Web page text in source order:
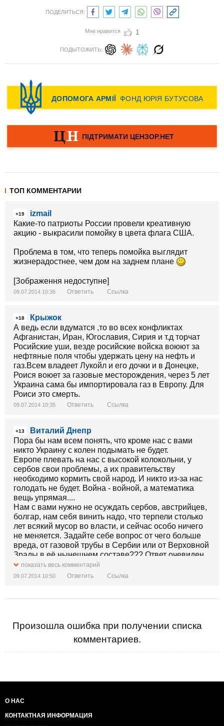
ПОДЕЛИТЬСЯ:
Мне нравится 1
ПОДЫТОЖИТЬ:
ТОП КОММЕНТАРИИ
+19
izmail
Какие-то патриоты России провели креативную
акцию - выкрасили помойку в цвета флага США.
Проблема в том, что теперь помойка выглядит
жизнерадостнее, чем дом на заднем плане
[Зображення недоступне]
09.07.2014 10:36 Ответить Ссылка
+18
Крыжок
А ведь если вдуматся ,то во всех конфликтах
Афганистан, Иран, Югославия, Сирия и т.д торчат
Росийские уши, везде росийские войска воюют за
нефтяные поля чтобы удержать цену на нефть и
газ.Всем владеет Лукойл и его дочки и в Донецке,
Роися воюет за газовые месторождения, через 5 лет
Украина сама бы импортировала газ в Европу. Для
Роиси это смерть.
09.07.2014 10:35 Ответить Ссылка
+13
Виталий Днепр
Пора бы нам всем понять, что кроме нас с вами
никто Украину с колен подымать не будет.
Европе плевать на нас с высокой колокольни, у
сербов свои проблемы, а их правительству
необходимо кормить свой народ. И никто из-за нас
голодать не будет. Война - войной, а математика
вещь упрямая....
Нам с вами нужно не осуждать сербов, австрийцев,
болгар, нам себя винить надо, что терпели столько
лет всякий мусор во власти, и сейчас особо ничего
не меняется. Задайте себе вопрос от чего больше
вреда, от газовой трубы в Сербии или от Верховной
Зрады в её нынешнем составе??? Ответ очевиден.
Убивает, просто убивает, что и сегодняшняя власть
прикрывшись войной на Донбассе, ничего по сути в
показать весь комментарий
09.07.2014 10:50 Ответить Ссылка
Произошла ошибка при получении списка
комментариев.
О НАС
КОНТАКТНАЯ ИНФОРМАЦИЯ